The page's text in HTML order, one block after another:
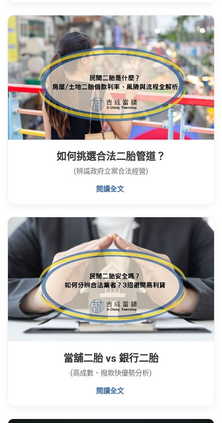
如何挑選合法二胎管道？
(辨識政府立案合法經營)
閱讀全文
當舖二胎 vs 銀行二胎
(高成數、撥款快優勢分析)
閱讀全文